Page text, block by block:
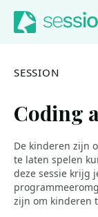
Jump to
Jump to
SESSION
Coding
De kinderen zijn
te laten spelen
deze sessie krijg
zijn om kinderen